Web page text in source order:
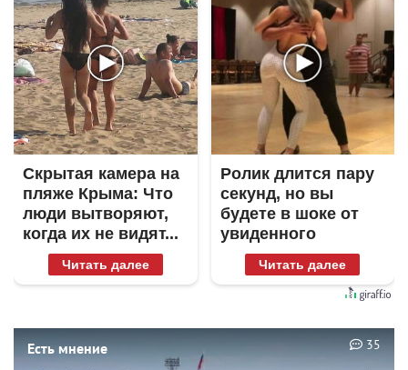
Скрытая камера на
пляже Крыма: Что
люди вытворяют,
когда их не видят...
Читать далее
Ролик длится пару
секунд, но вы
будете в шоке от
увиденного
Читать далее
Есть мнение 35